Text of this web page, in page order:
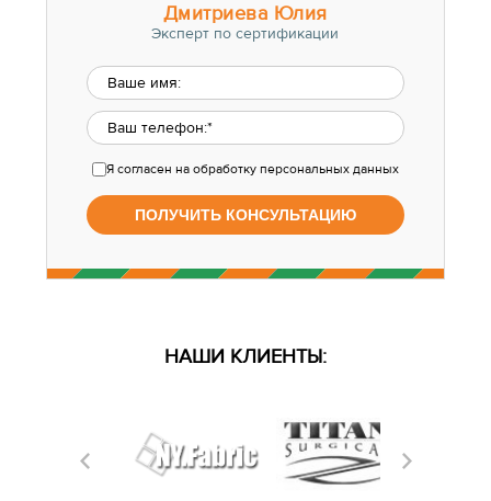
Дмитриева Юлия
Эксперт по сертификации
Я согласен на обработку персональных данных
НАШИ КЛИЕНТЫ: